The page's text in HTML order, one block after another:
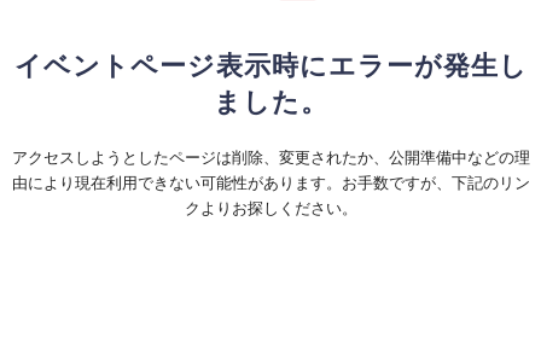
イベントページ表示時にエラーが発生し
ました。
アクセスしようとしたページは削除、変更されたか、公開準備中などの理
由により現在利用できない可能性があります。お手数ですが、下記のリン
クよりお探しください。